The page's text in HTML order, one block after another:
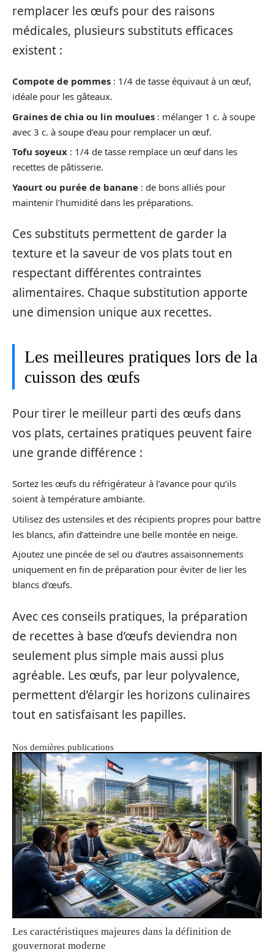
remplacer les œufs pour des raisons
médicales, plusieurs substituts efficaces
existent :
Compote de pommes : 1/4 de tasse équivaut à un œuf,
idéale pour les gâteaux.
Graines de chia ou lin moulues : mélanger 1 c. à soupe
avec 3 c. à soupe d’eau pour remplacer un œuf.
Tofu soyeux : 1/4 de tasse remplace un œuf dans les
recettes de pâtisserie.
Yaourt ou purée de banane : de bons alliés pour
maintenir l’humidité dans les préparations.
Ces substituts permettent de garder la
texture et la saveur de vos plats tout en
respectant différentes contraintes
alimentaires. Chaque substitution apporte
une dimension unique aux recettes.
Les meilleures pratiques lors de la
cuisson des œufs
Pour tirer le meilleur parti des œufs dans
vos plats, certaines pratiques peuvent faire
une grande différence :
Sortez les œufs du réfrigérateur à l’avance pour qu’ils
soient à température ambiante.
Utilisez des ustensiles et des récipients propres pour battre
les blancs, afin d’atteindre une belle montée en neige.
Ajoutez une pincée de sel ou d’autres assaisonnements
uniquement en fin de préparation pour éviter de lier les
blancs d’œufs.
Avec ces conseils pratiques, la préparation
de recettes à base d’œufs deviendra non
seulement plus simple mais aussi plus
agréable. Les œufs, par leur polyvalence,
permettent d’élargir les horizons culinaires
tout en satisfaisant les papilles.
Nos dernières publications
Les caractéristiques majeures dans la définition de
gouvernorat moderne